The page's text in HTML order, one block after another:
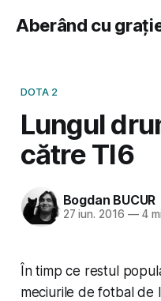
Aberând cu
DOTA 2
Lungul
către TI6
Bogdan BUCUR
27 iun. 2016 —4
În timp ce restul
meciurile de fotbal de